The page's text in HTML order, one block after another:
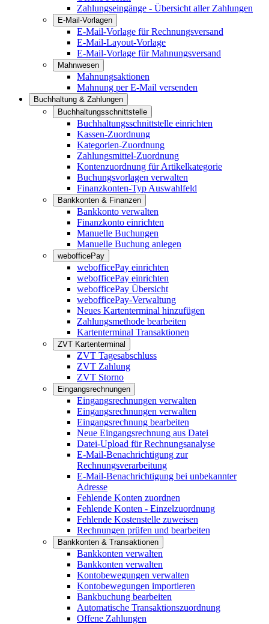
Zahlungseingänge - Übersicht aller Zahlungen
E-Mail-Vorlagen
E-Mail-Vorlage für Rechnungsversand
E-Mail-Layout-Vorlage
E-Mail-Vorlage für Mahnungsversand
Mahnwesen
Mahnungsaktionen
Mahnung per E-Mail versenden
Buchhaltung & Zahlungen
Buchhaltungsschnittstelle
Buchhaltungsschnittstelle einrichten
Kassen-Zuordnung
Kategorien-Zuordnung
Zahlungsmittel-Zuordnung
Kontenzuordnung für Artikelkategorie
Buchungsvorlagen verwalten
Finanzkonten-Typ Auswahlfeld
Bankkonten & Finanzen
Bankkonto verwalten
Finanzkonto einrichten
Manuelle Buchungen
Manuelle Buchung anlegen
webofficePay
webofficePay einrichten
webofficePay einrichten
webofficePay Übersicht
webofficePay-Verwaltung
Neues Kartenterminal hinzufügen
Zahlungsmethode bearbeiten
Kartenterminal Transaktionen
ZVT Kartenterminal
ZVT Tagesabschluss
ZVT Zahlung
ZVT Storno
Eingangsrechnungen
Eingangsrechnungen verwalten
Eingangsrechnungen verwalten
Eingangsrechnung bearbeiten
Neue Eingangsrechnung aus Datei
Datei-Upload für Rechnungsanalyse
E-Mail-Benachrichtigung zur
Rechnungsverarbeitung
E-Mail-Benachrichtigung bei unbekannter
Adresse
Fehlende Konten zuordnen
Fehlende Konten - Einzelzuordnung
Fehlende Kostenstelle zuweisen
Rechnungen prüfen und bearbeiten
Bankkonten & Transaktionen
Bankkonten verwalten
Bankkonten verwalten
Kontobewegungen verwalten
Kontobewegungen importieren
Bankbuchung bearbeiten
Automatische Transaktionszuordnung
Offene Zahlungen